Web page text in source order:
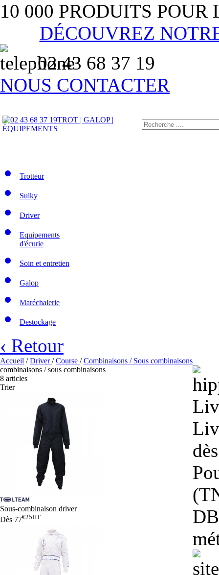
10 000 PRODUITS
DÉCOUVREZ
02 43 68 37 19
NOUS CONTACTER
TROT | GALOP |
ÉQUIPEMENTS
Trotteur
Sulky
Driver
Equipements
d'écurie
Soin et entretien
Galop
Maréchalerie
Destockage
‹ Retour
Accueil /Driver /Course /Combinaisons / Sous combinaisons
combinaisons / sous combinaisons
8 articles
Trier
Sous-combinaison driver
Dès 77€25HT